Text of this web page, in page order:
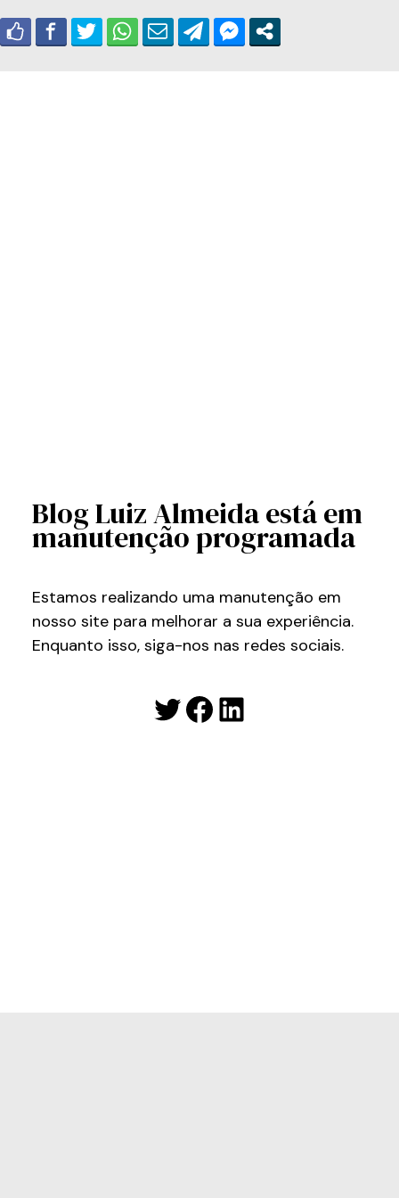
Blog Luiz Almeida está em
manutenção programada
Estamos realizando uma manutenção em
nosso site para melhorar a sua experiência.
Enquanto isso, siga-nos nas redes sociais.
Twitter
Facebook
LinkedIn